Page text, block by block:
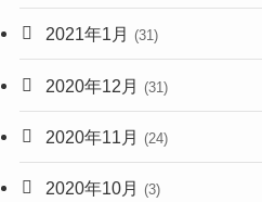
2021年1月 (31)
2020年12月 (31)
2020年11月 (24)
2020年10月 (3)